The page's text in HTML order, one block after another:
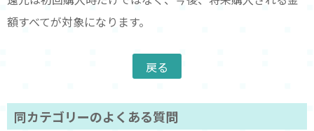
額すべてが対象になります。
同カテゴリーのよくある質問